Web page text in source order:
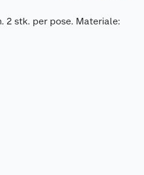
2 stk. per pose. Materiale: